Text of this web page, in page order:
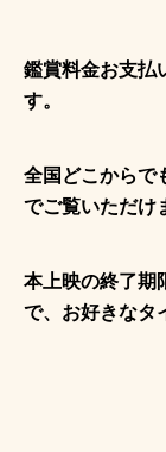
鑑賞料金お支払
す。
全国どこからで
でご覧いただけ
本上映の終了期
で、お好きなタ